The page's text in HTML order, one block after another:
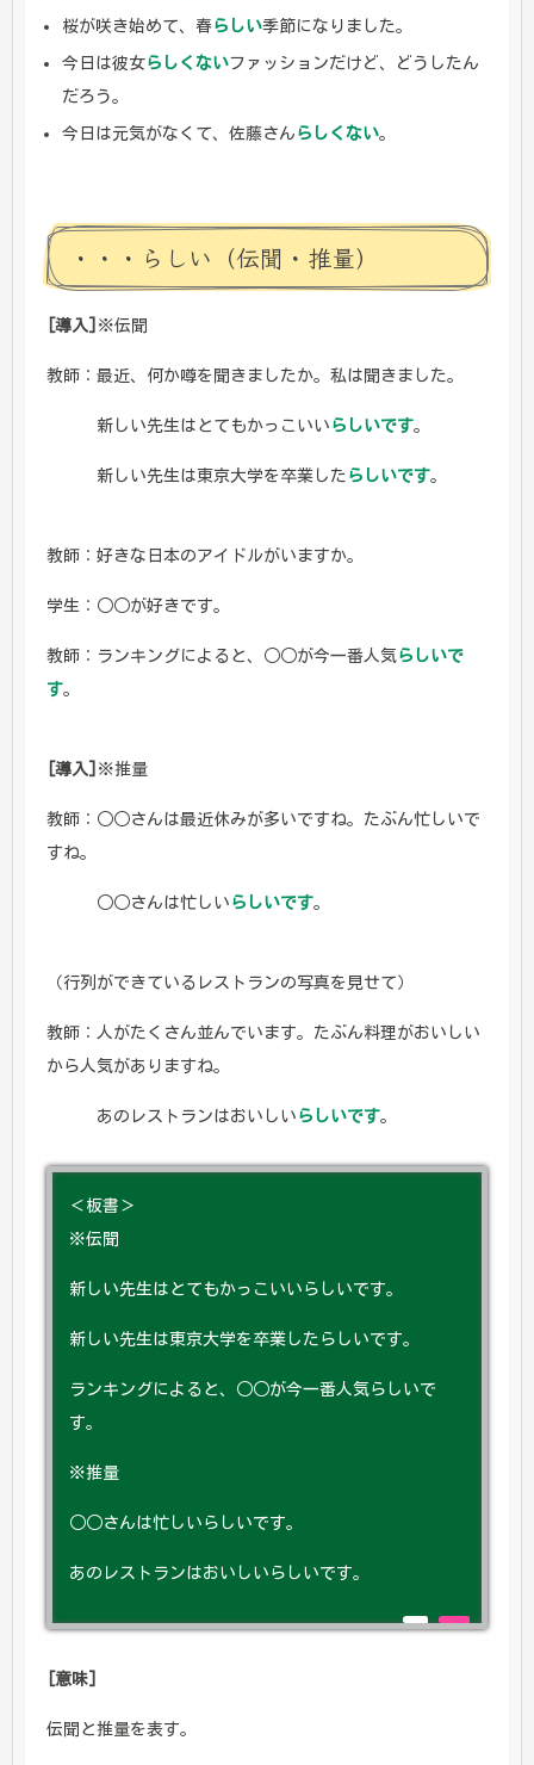
桜が咲き始めて、春らしい季節になりました。
今日は彼女らしくないファッションだけど、どうしたん
だろう。
今日は元気がなくて、佐藤さん らしくない。
・・・らしい（伝聞・推量）
[導入] ※伝聞
教師：最近、何か噂を聞きましたか。私は聞きました。
新しい先生はとてもかっこいい らしいです。
新しい先生は東京大学を卒業した らしいです。
教師：好きな日本のアイドルがいますか。
学生：○○が好きです。
教師：ランキングによると、○○が今一番人気らしいで
す。
[導入] ※推量
教師：○○さんは最近休みが多いですね。たぶん忙しいで
すね。
○○さんは忙しい らしいです。
（行列ができているレストランの写真を見せて）
教師：人がたくさん並んでいます。たぶん料理がおいしい
から人気がありますね。
あのレストランはおいしい らしいです。
＜板書＞
※伝聞
新しい先生はとてもかっこいいらしいです。
新しい先生は東京大学を卒業したらしいです。
ランキングによると、○○が今一番人気らしいで
す。
※推量
○○さんは忙しいらしいです。
あのレストランはおいしいらしいです。
[意味]
伝聞と推量を表す。